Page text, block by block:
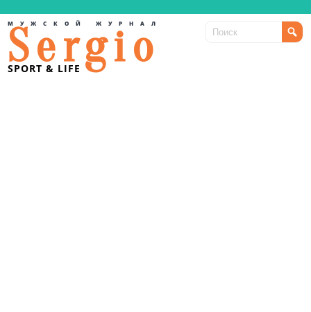
Sergio
SPORT & LIFE
МУЖСКОЙ ЖУРНАЛ